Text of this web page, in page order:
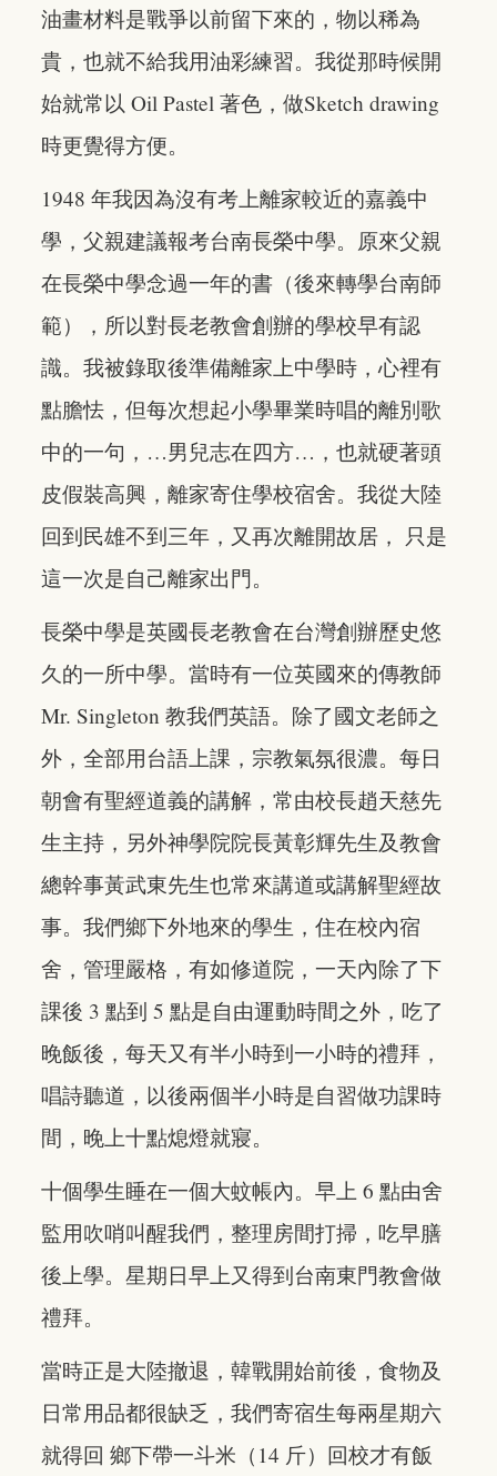
油畫材料是戰爭以前留下來的，物以稀為
貴，也就不給我用油彩練習。我從那時候開
始就常以 Oil Pastel 著色，做Sketch drawing
時更覺得方便。
1948 年我因為沒有考上離家較近的嘉義中
學，父親建議報考台南長榮中學。原來父親
在長榮中學念過一年的書（後來轉學台南師
範），所以對長老教會創辦的學校早有認
識。我被錄取後準備離家上中學時，心裡有
點膽怯，但每次想起小學畢業時唱的離別歌
中的一句，…男兒志在四方…，也就硬著頭
皮假裝高興，離家寄住學校宿舍。我從大陸
回到民雄不到三年，又再次離開故居， 只是
這一次是自己離家出門。
長榮中學是英國長老教會在台灣創辦歷史悠
久的一所中學。當時有一位英國來的傳教師
Mr. Singleton 教我們英語。除了國文老師之
外，全部用台語上課，宗教氣氛很濃。每日
朝會有聖經道義的講解，常由校長趙天慈先
生主持，另外神學院院長黃彰輝先生及教會
總幹事黃武東先生也常來講道或講解聖經故
事。我們鄉下外地來的學生，住在校內宿
舍，管理嚴格，有如修道院，一天內除了下
課後 3 點到 5 點是自由運動時間之外，吃了
晚飯後，每天又有半小時到一小時的禮拜，
唱詩聽道，以後兩個半小時是自習做功課時
間，晚上十點熄燈就寢。
十個學生睡在一個大蚊帳內。早上 6 點由舍
監用吹哨叫醒我們，整理房間打掃，吃早膳
後上學。星期日早上又得到台南東門教會做
禮拜。
當時正是大陸撤退，韓戰開始前後，食物及
日常用品都很缺乏，我們寄宿生每兩星期六
就得回 鄉下帶一斗米（14 斤）回校才有飯